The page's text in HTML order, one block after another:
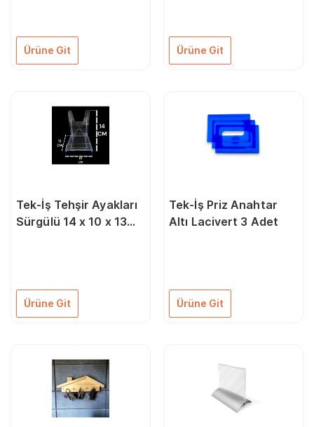
Ürüne Git Ürüne Git
Tek-İş Tehşir Ayakları
Sürgülü 14 x 10 x 13
Ürüne Git
Tek-İş Priz Anahtar
Altı Lacivert 3 Adet
Ürüne Git